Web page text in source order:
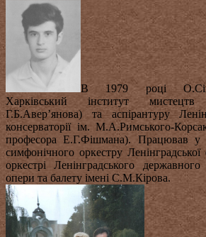
В 1979 році
Харківський інститут
Г.Б.Авер’янова) та аспірантуру
консерваторії ім. М.А.Римського-
професора Е.Г.Фішмана). Працював у
симфонічного оркестру
оркестрі Ленінградського
опери та балету імені С.М.Кірова.